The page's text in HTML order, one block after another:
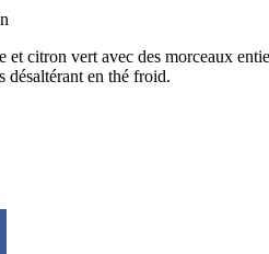
et citron vert avec des morceaux
désaltérant en thé froid.